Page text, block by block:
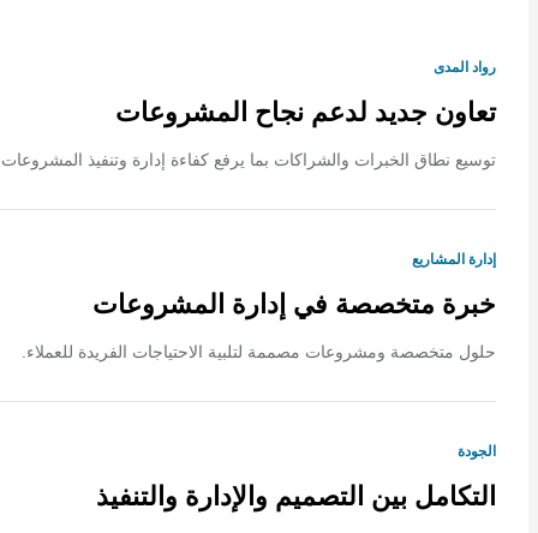
جديد لدعم نجاح المشروعات
نطاق الخبرات والشراكات بما يرفع كفاءة إدارة وتنفيذ المشروعات.
المشاريع
متخصصة في إدارة المشروعات
متخصصة ومشروعات مصممة لتلبية الاحتياجات الفريدة للعملاء.
بين التصميم والإدارة والتنفيذ